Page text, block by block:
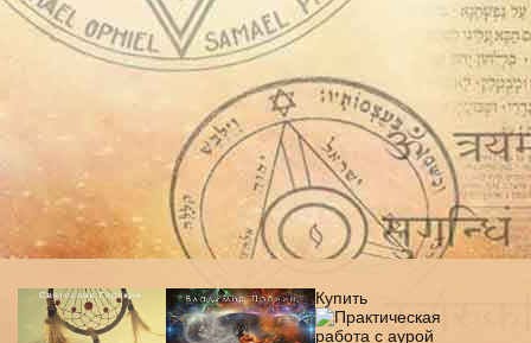
Купить